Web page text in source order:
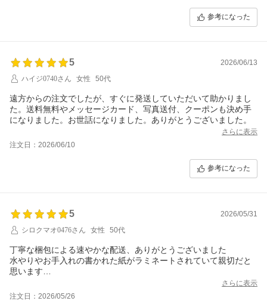
参考になった
5
2026/06/13
ハイジ0740さん
女性 50代
遠方からの注文でしたが、すぐに発送していただいて助かりまし
た。送料無料やメッセージカード、写真送付、クーポンも決め手
になりました。お世話になりました。ありがとうございました。
さらに表示
注文日：2026/06/10
参考になった
5
2026/05/31
シロクマオ0476さん
女性 50代
丁寧な梱包による速やかな配送、ありがとうございました
水やりやお手入れの書かれた紙がラミネートされていて親切だと
思います
さらに表示
注文日：2026/05/26